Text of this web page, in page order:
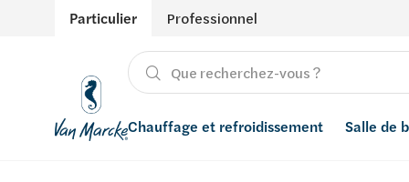
Particulier Professionnel
Chauffage et refroidissement Salle de